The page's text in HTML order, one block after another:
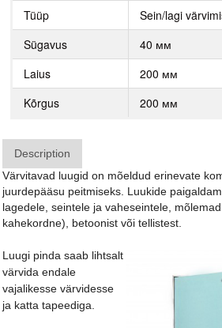
Tüüp
Sein/lagi
Sügavus
40 мм
Laius
200 мм
Kõrgus
200 мм
Description
Värvitavad luugid on mõeldud erinevate
juurdepääsu peitmiseks. Luukide
lagedele, seintele ja vaheseintele,
kahekordne), betoonist või tellistest.
Luugi pinda saab lihtsalt
värvida endale
vajalikesse värvidesse
ja katta tapeediga.